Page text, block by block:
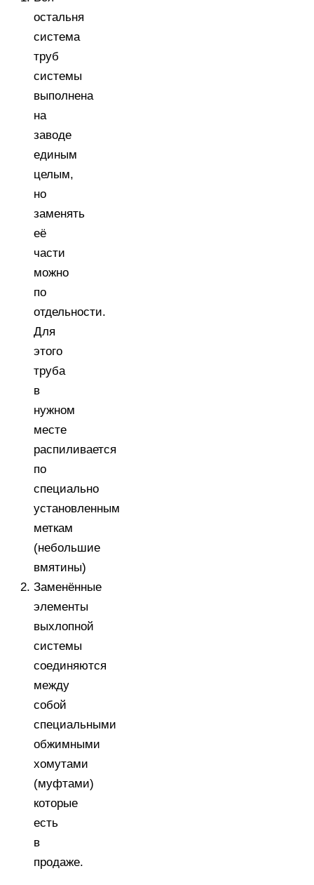
остальня
система
труб
системы
выполнена
на
заводе
единым
целым,
но
заменять
её
части
можно
по
отдельности.
Для
этого
труба
в
нужном
месте
распиливается
по
специально
установленным
меткам
(небольшие
вмятины)
Заменённые
элементы
выхлопной
системы
соединяются
между
собой
специальными
обжимными
хомутами
(муфтами)
которые
есть
в
продаже.